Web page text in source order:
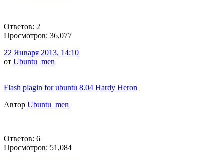
Ответов: 2
Просмотров: 36,077
22 Января 2013, 14:10
от Ubuntu_men
Flash plagin for ubuntu 8.04 Hardy Heron
Автор Ubuntu_men
Ответов: 6
Просмотров: 51,084